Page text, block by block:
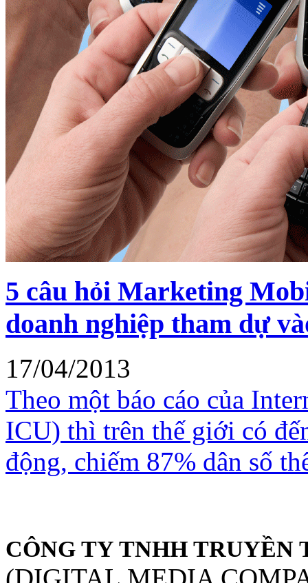
5 câu hỏi Marketing
doanh nghiệp tham dự
17/04/2013
Theo một báo cáo của
ICU) thì trên thế giới có
động, chiếm 87% dân số
CÔNG TY TNHH TRUYỀN